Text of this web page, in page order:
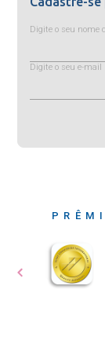
Digite o seu nome
Digite o seu e-mail